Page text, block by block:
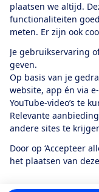
plaatsen we altijd.
functionaliteiten
meten. Er zijn ook
Je gebruikservaring
geven.
Op basis van je
website, app én via
YouTube-video’s te
Relevante
andere sites te
Door op ‘Accepteer
het plaatsen van
app
Algemene
Cookiebeleid
12.901consumenten